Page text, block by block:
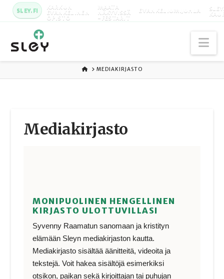
SLEY.FI KARKUN
EVANKELINEN
OPISTO
MAATA
NÄKYVISSÄ
-FESTARIT
EVANKELIUMIJUHLA
ETUSIVU
MEDIAKIRJASTO
Media­kirjasto
MONIPUOLINEN HENGELLINEN
KIRJASTO ULOTTUVILLASI
Syvenny Raamatun sanomaan ja kristityn
elämään Sleyn mediakirjaston kautta.
Mediakirjasto sisältää äänitteitä, videoita ja
tekstejä. Voit hakea sisältöjä esimerkiksi
otsikon, paikan sekä kirjoittajan tai puhujan